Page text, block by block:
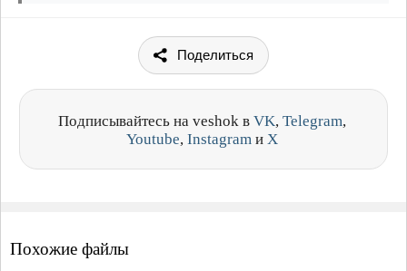
Поделиться
Подписывайтесь на veshok в VK, Telegram,
Youtube, Instagram и X
Похожие файлы